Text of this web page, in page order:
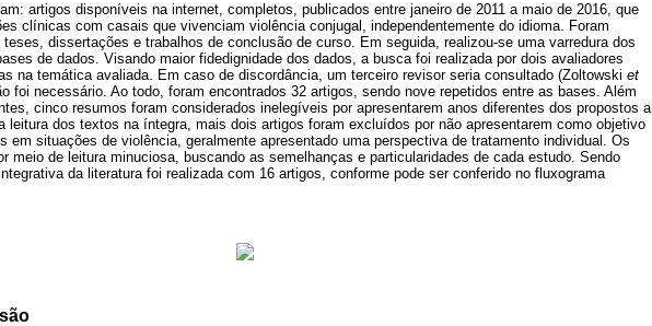
artigos disponíveis na internet, completos, publicados entre janeiro de 2011 a maio de 2016, que
clínicas com casais que vivenciam violência conjugal, independentemente do idioma. Foram
dissertações e trabalhos de conclusão de curso. Em seguida, realizou-se uma varredura dos
de dados. Visando maior fidedignidade dos dados, a busca foi realizada por dois avaliadores
na temática avaliada. Em caso de discordância, um terceiro revisor seria consultado (Zoltowski et
foi necessário. Ao todo, foram encontrados 32 artigos, sendo nove repetidos entre as bases. Além
cinco resumos foram considerados inelegíveis por apresentarem anos diferentes dos propostos a
leitura dos textos na íntegra, mais dois artigos foram excluídos por não apresentarem como objetivo
em situações de violência, geralmente apresentado uma perspectiva de tratamento individual. Os
meio de leitura minuciosa, buscando as semelhanças e particularidades de cada estudo. Sendo
da literatura foi realizada com 16 artigos, conforme pode ser conferido no fluxograma